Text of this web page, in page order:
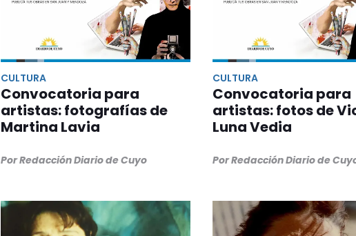
CULTURA
Convocatoria para
artistas: fotografías de
Martina Lavia
Por Redacción Diario de Cuyo
CULTURA
Convocatoria para
artistas: fotos de
Luna Vedia
Por Redacción Diario de